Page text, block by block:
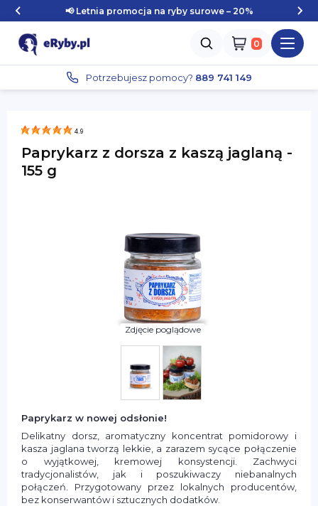
📢 Letnia promocja na ryby surowe – 20%
Zaloguj się
Potrzebujesz pomocy? 889 741 149
4.9
Paprykarz z dorsza z kaszą jaglaną -
155 g
Paprykarz w nowej odsłonie!
Delikatny dorsz, aromatyczny koncentrat pomidorowy i
kasza jaglana tworzą lekkie, a zarazem sycące połączenie
o wyjątkowej, kremowej konsystencji. Zachwyci
tradycjonalistów, jak i poszukiwaczy niebanalnych
połączeń. Przygotowany przez lokalnych producentów,
bez konserwantów i sztucznych dodatków.